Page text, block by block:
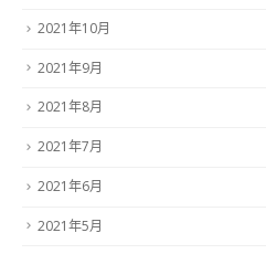
2021年10月
2021年9月
2021年8月
2021年7月
2021年6月
2021年5月